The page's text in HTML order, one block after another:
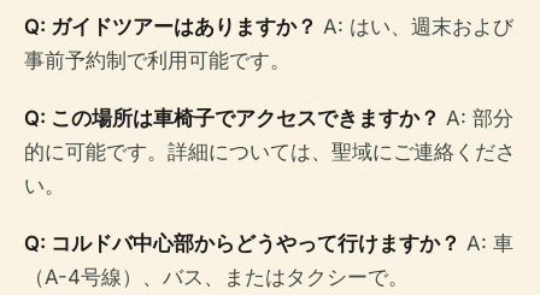
Q: ガイドツアーはありますか？ A: はい、週末および
事前予約制で利用可能です。
Q: この場所は車椅子でアクセスできますか？ A: 部分
的に可能です。詳細については、聖域にご連絡くださ
い。
Q: コルドバ中心部からどうやって行けますか？ A: 車
（A-4号線）、バス、またはタクシーで。